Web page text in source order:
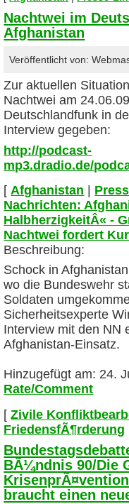
Nachtwei im
Afghanistan
Veröffentlicht von:
Zur aktuellen
Nachtwei am
Deutschlandfunk in
Interview gegeben:
http://podcast-
mp3.dradio.de/
[Afghanistan
Nachrichten:
HalbherzigkeitÂ« -
Nachtwei fordert
Beschreibung:
Schock in
wo die Bundeswehr
Soldaten
Sicherheitsexperte
Interview mit den NN
Afghanistan-Einsatz.
Hinzugefügt am: 24.
Rate/Comment
[Zivile
FriedensfÃ¶rderung
BÃ¼ndnis 90/Die
braucht einen